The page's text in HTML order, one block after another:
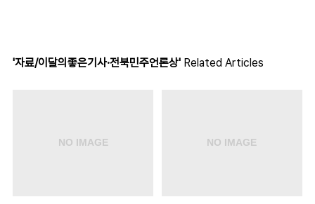
'자료/이달의좋은기사·전북민주언론상' Related Articles